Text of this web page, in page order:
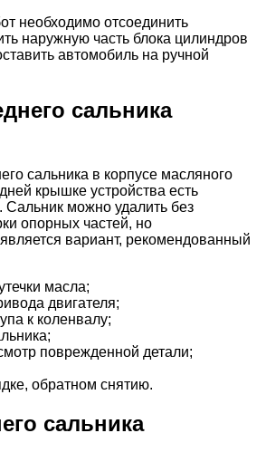
необходимо отсоединить
наружную часть блока цилиндров
автомобиль на ручной
сальника
сальника в корпусе масляного
крышке устройства есть
Сальник можно удалить без
опорных частей, но
вариант, рекомендованный
масла;
двигателя;
к коленвалу;
поврежденной детали;
обратном снятию.
сальника